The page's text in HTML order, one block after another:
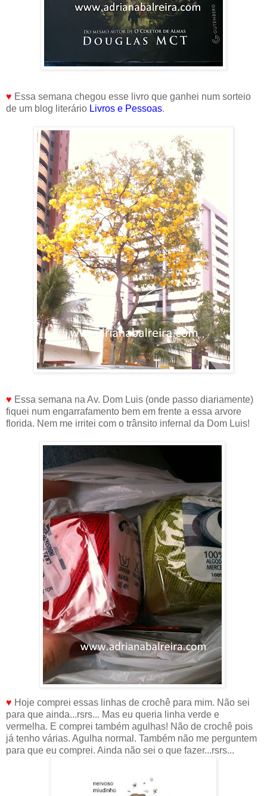
♥ Essa semana chegou esse livro que ganhei num sorteio
de um blog literário Livros e Pessoas.
♥ Essa semana na Av. Dom Luis (onde passo diariamente)
fiquei num engarrafamento bem em frente a essa arvore
florida. Nem me irritei com o trânsito infernal da Dom Luis!
♥ Hoje comprei essas linhas de crochê para mim. Não sei
para que ainda...rsrs... Mas eu queria linha verde e
vermelha. E comprei também agulhas! Não de crochê pois
já tenho várias. Agulha normal. Também não me perguntem
para que eu comprei. Ainda não sei o que fazer...rsrs...